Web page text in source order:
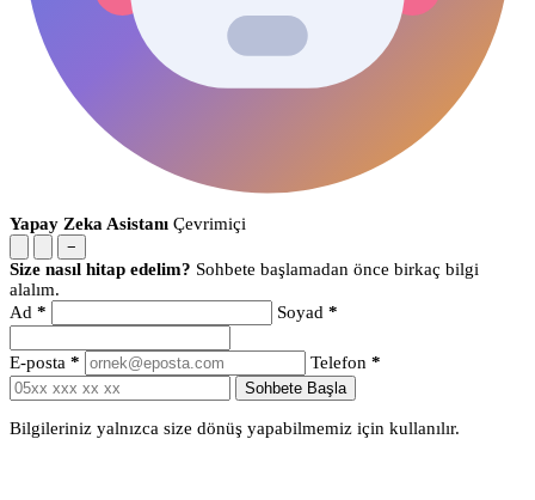
Yapay Zeka Asistanı Çevrimiçi
−
Size nasıl hitap edelim? Sohbete başlamadan önce birkaç bilgi
alalım.
Ad * Soyad *
E-posta * Telefon *
Sohbete Başla
Bilgileriniz yalnızca size dönüş yapabilmemiz için kullanılır.